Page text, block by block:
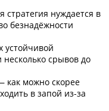
нуждается в
безнадёжности
устойчивой
срывов до
как можно скорее
в запой из-за